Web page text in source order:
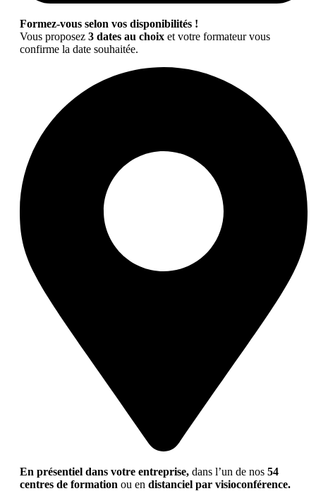
Formez-vous selon vos disponibilités !
Vous proposez 3 dates au choix et votre formateur vous
confirme la date souhaitée.
En présentiel dans votre entreprise, dans l’un de nos 54
centres de formation ou en distanciel par visioconférence.